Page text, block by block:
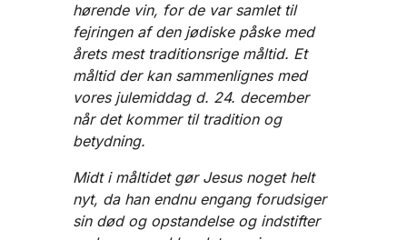
hørende vin, for de var samlet til
fejringen af den jødiske påske med
årets mest traditionsrige måltid. Et
måltid der kan sammenlignes med
vores julemiddag d. 24. december
når det kommer til tradition og
betydning.
Midt i måltidet gør Jesus noget helt
nyt, da han endnu engang forudsiger
sin død og opstandelse og indstifter